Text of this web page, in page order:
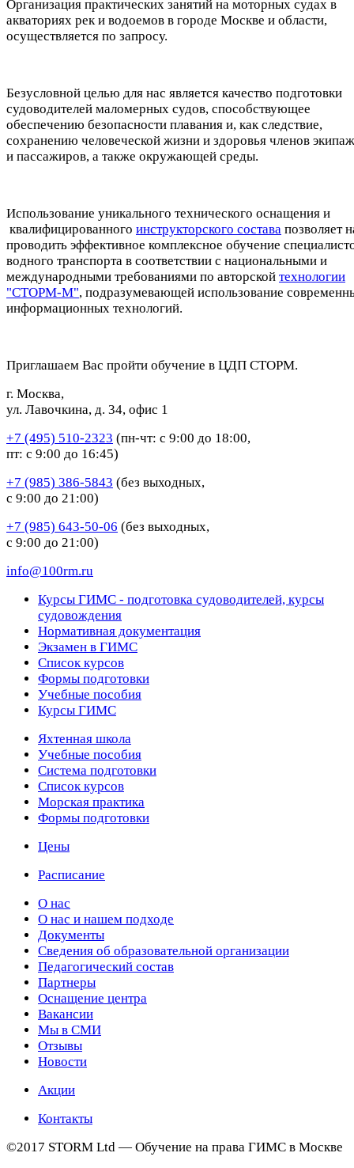
Организация практических занятий на моторных судах в
акваториях рек и водоемов в городе Москве и области,
осуществляется по запросу.
Безусловной целью для нас является качество подготовки
судоводителей маломерных судов, способствующее
обеспечению безопасности плавания и, как следствие,
сохранению человеческой жизни и здоровья членов
и пассажиров, а также окружающей среды.
Использование уникального технического оснащения и
квалифицированного инструкторского состава позволяет
проводить эффективное комплексное обучение
водного транспорта в соответствии с национальными и
международными требованиями по авторской технологии
"СТОРМ-М", подразумевающей использование
информационных технологий.
Приглашаем Вас пройти обучение в ЦДП СТОРМ.
г. Москва,
ул. Лавочкина, д. 34, офис 1
+7 (495) 510-2323 (пн-чт: с 9:00 до 18:00,
пт: с 9:00 до 16:45)
+7 (985) 386-5843 (без выходных,
с 9:00 до 21:00)
+7 (985) 643-50-06 (без выходных,
с 9:00 до 21:00)
info@100rm.ru
Курсы ГИМС - подготовка судоводителей, курсы
судовождения
Нормативная документация
Экзамен в ГИМС
Список курсов
Формы подготовки
Учебные пособия
Курсы ГИМС
Яхтенная школа
Учебные пособия
Cистема подготовки
Список курсов
Морская практика
Формы подготовки
Цены
Расписание
О нас
О нас и нашем подходе
Документы
Сведения об образовательной организации
Педагогический состав
Партнеры
Оснащение центра
Вакансии
Мы в СМИ
Отзывы
Новости
Акции
Контакты
©2017 STORM Ltd — Обучение на права ГИМС в Москве